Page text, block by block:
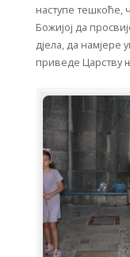
наступе тешкоће,
Божијој да
дјела, да намјере
приведе Царству